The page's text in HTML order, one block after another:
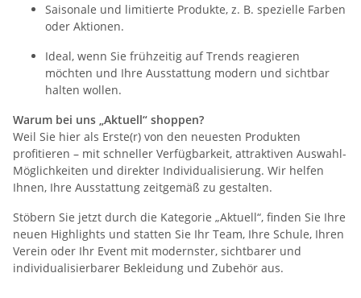
Saisonale und limitierte Produkte, z. B. spezielle Farben
oder Aktionen.
Ideal, wenn Sie frühzeitig auf Trends reagieren
möchten und Ihre Ausstattung modern und sichtbar
halten wollen.
Warum bei uns „Aktuell“ shoppen?
Weil Sie hier als Erste(r) von den neuesten Produkten
profitieren – mit schneller Verfügbarkeit, attraktiven Auswahl-
Möglichkeiten und direkter Individualisierung. Wir helfen
Ihnen, Ihre Ausstattung zeitgemäß zu gestalten.
Stöbern Sie jetzt durch die Kategorie „Aktuell“, finden Sie Ihre
neuen Highlights und statten Sie Ihr Team, Ihre Schule, Ihren
Verein oder Ihr Event mit modernster, sichtbarer und
individualisierbarer Bekleidung und Zubehör aus.